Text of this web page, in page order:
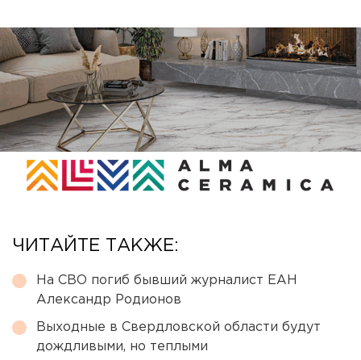
ЧИТАЙТЕ ТАКЖЕ:
На СВО погиб бывший журналист ЕАН
Александр Родионов
Выходные в Свердловской области будут
дождливыми, но теплыми